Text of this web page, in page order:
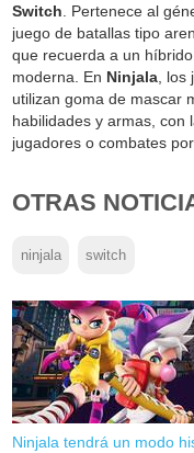
Switch . Pertenece al
juego de batallas tipo
que recuerda a un
moderna. En Ninjala ,
utilizan goma de mascar
habilidades y armas, con
jugadores o combates
OTRAS
ninjala switch
Ninjala tendrá un modo